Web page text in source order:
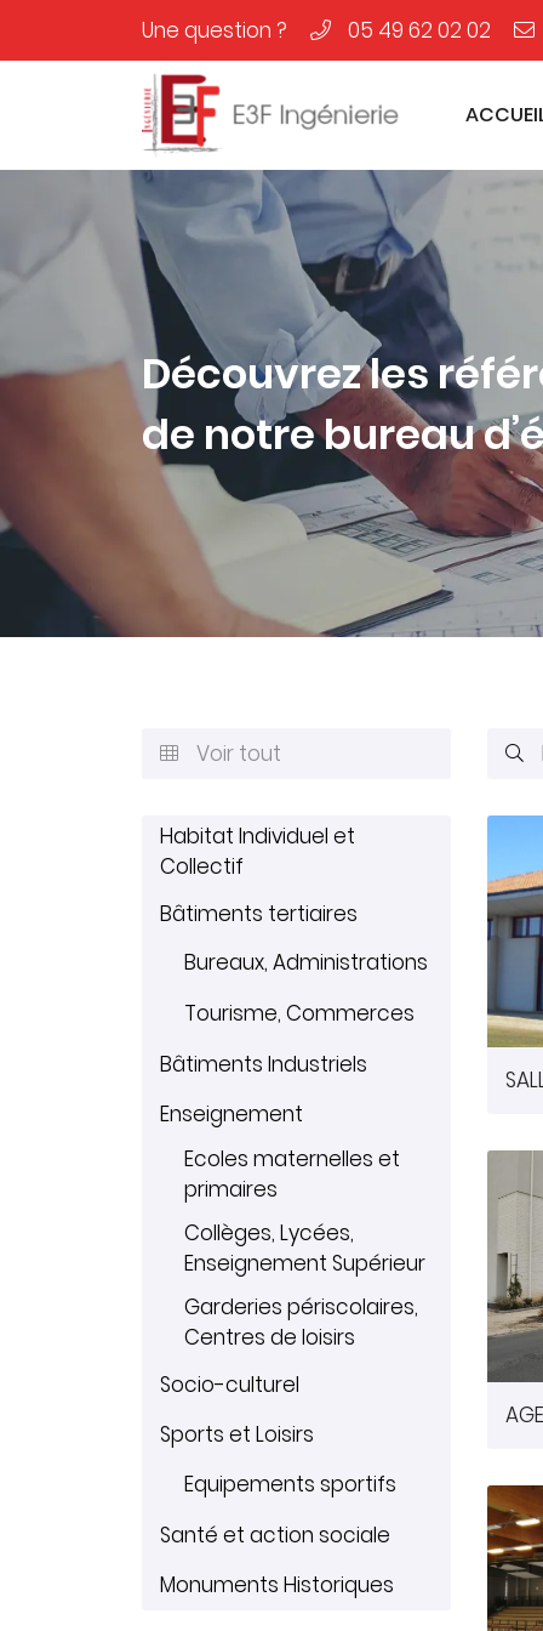
Une question ? 05 49 62 02 02
1 Rue des Métiers, Le Clos de l'Ormeau
86130 Saint-Georges-Lès-Baillargeaux
05 49 62 02 02
Adresse email de réception
Recopier le code ci-contre
Rafraîchir le captcha
Découvrez les
de notre bureau
 Voir tout
Habitat Individuel et
Collectif
Bâtiments tertiaires
Bureaux, Administrations
Tourisme, Commerces
Bâtiments Industriels
Enseignement
Ecoles maternelles et
primaires
Collèges, Lycées,
Enseignement Supérieur
Garderies périscolaires,
Centres de loisirs
Socio-culturel
Sports et Loisirs
Equipements sportifs
Santé et action sociale
Monuments Historiques
